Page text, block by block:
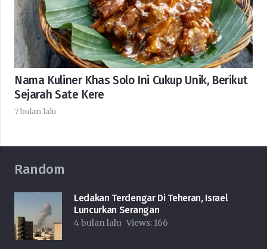
Nama Kuliner Khas Solo Ini Cukup Unik, Berikut
Sejarah Sate Kere
7 bulan lalu
Random
Ledakan Terdengar Di Teheran, Israel
Luncurkan Serangan
4 bulan lalu Views: 166